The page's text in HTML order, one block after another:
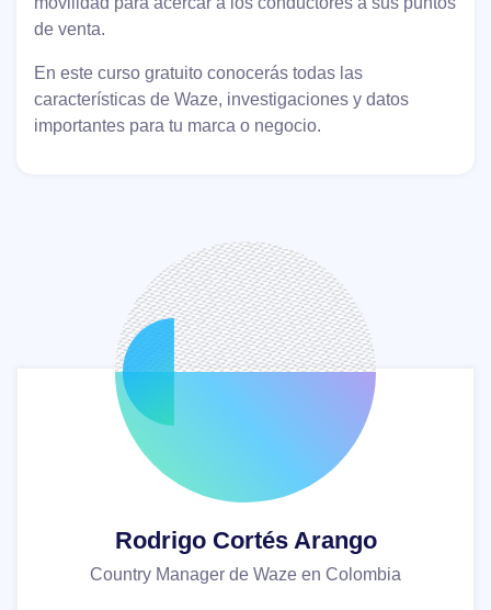
de venta.
En este curso gratuito conocerás todas las
características de Waze, investigaciones y datos
importantes para tu marca o negocio.
Rodrigo Cortés Arango
Country Manager de Waze en Colombia